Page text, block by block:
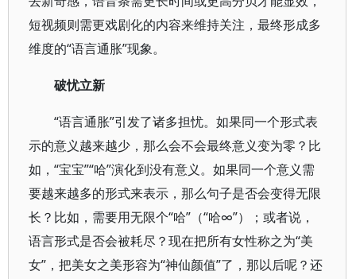
短视频则需更戏剧化的内容来维持关注，最终形成多
维度的“语言通胀”现象。
破忧立新
“语言通胀”引发了诸多担忧。如果同一个形式表
示的意义越来越少，那么会不会最终意义变为零？比
如，“宝宝”“哈”演化到没有意义。如果同一个意义需
要越来越多的形式来表示，那么句子是否会变得无限
长？比如，需要用无限个“哈”（“哈∞”）；或者说，
语言形式是否会被耗尽？现在把所有女性称之为“美
女”，把美女之美形容为“神仙颜值”了，那以后呢？还